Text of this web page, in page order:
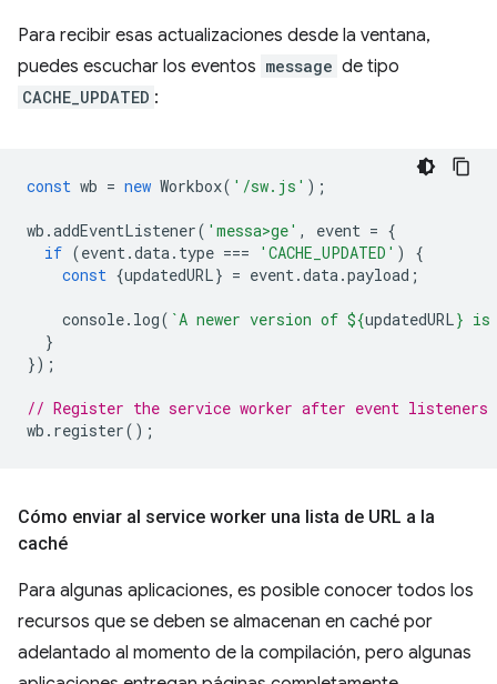
Para recibir esas actualizaciones desde la ventana,
puedes escuchar los eventos message de tipo
CACHE_UPDATED :
const wb = new Workbox( '/sw.js' );
wb .addEventListener( 'messa>ge' , event = {
if (event.data. type === 'CACHE_UPDATED' )
{
const {updatedURL} = event.data.payload ;
console. log( `A newer version of ${updatedURL} is
}
});
// Register the service worker after event listeners
wb . register();
Cómo enviar al service worker una lista de URL a la
caché
Para algunas aplicaciones, es posible conocer todos los
recursos que se deben se almacenan en caché por
adelantado al momento de la compilación, pero algunas